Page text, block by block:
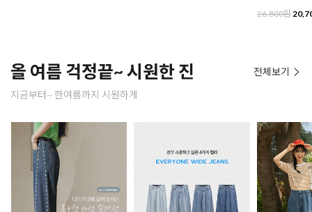
26,800원
올 여름 걱정끝~ 시원한 진
지금부터~ 한여름까지 시원하게
전체보기